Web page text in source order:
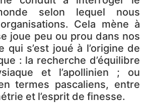
selon lequel nous
Cela mène à
joue peu ou prou dans nos
qui s’est joué à l’origine de
: la recherche d’équilibre
et l’apollinien ; ou
termes pascaliens, entre
et l’esprit de finesse.